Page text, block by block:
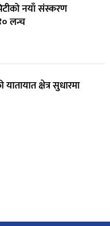
नयाँ संस्करण
लन्च
क्षेत्र सुधारमा